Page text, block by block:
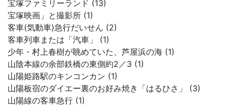
宝塚ファミリーランド (13)
宝塚映画」と撮影所 (1)
客車(気動車)急行だいせん (2)
客車列車または「汽車」 (1)
少年・村上春樹が眺めていた、芦屋浜の海 (1)
山陰本線の余部鉄橋の東側約2／3 (1)
山陽姫路駅のキンコンカン (1)
山陽板宿のダイエー裏のお好み焼き「はるひさ」 (3)
山陽線の客車急行 (1)